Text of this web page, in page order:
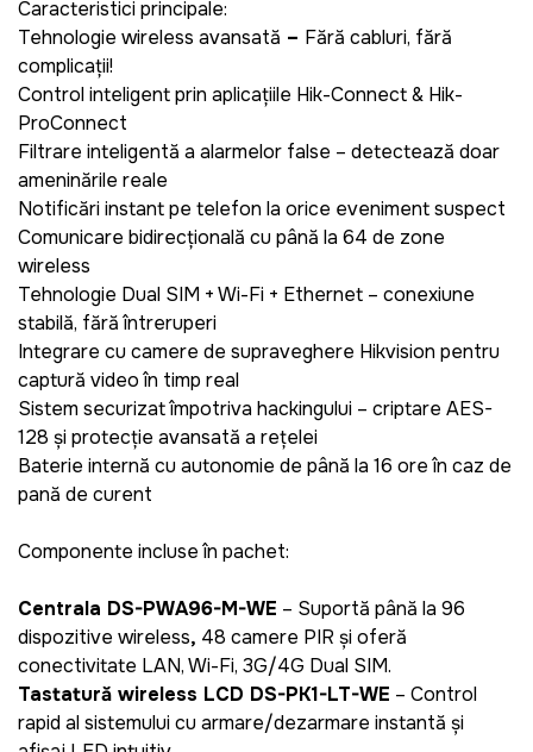
Caracteristici principale:
Tehnologie wireless avansată – Fără cabluri, fără
complicații!
Control inteligent prin aplicațiile Hik-Connect & Hik-
ProConnect
Filtrare inteligentă a alarmelor false – detectează doar
amenințările reale
Notificări instant pe telefon la orice eveniment suspect
Comunicare bidirecțională cu până la 64 de zone
wireless
Tehnologie Dual SIM + Wi-Fi + Ethernet – conexiune
stabilă, fără întreruperi
Integrare cu camere de supraveghere Hikvision pentru
captură video în timp real
Sistem securizat împotriva hackingului – criptare AES-
128 și protecție avansată a rețelei
Baterie internă cu autonomie de până la 16 ore în caz de
pană de curent
Componente incluse în pachet:
Centrala DS-PWA96-M-WE – Suportă până la 96
dispozitive wireless, 48 camere PIR și oferă
conectivitate LAN, Wi-Fi, 3G/4G Dual SIM.
Tastatură wireless LCD DS-PK1-LT-WE – Control
rapid al sistemului cu armare/dezarmare instantă și